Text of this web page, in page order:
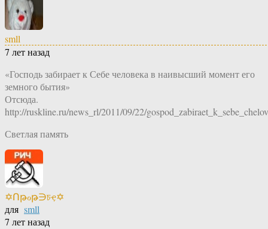
smll
7 лет назад
«Господь забирает к Себе человека в наивысший момент его
земного бытия»
Отсюда.
http://ruskline.ru/news_rl/2011/09/22/
Светлая память
✡Ոթℴթ∋চҿ✡
для smll
7 лет назад